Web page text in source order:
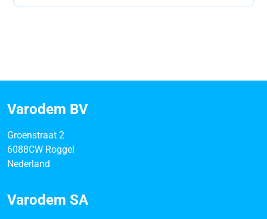
Varodem BV
Groenstraat 2
6088CW Roggel
Nederland
Varodem SA